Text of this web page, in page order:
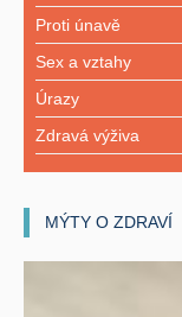
Proti únavě
Sex a vztahy
Úrazy
Zdravá výživa
MÝTY O ZDRAVÍ